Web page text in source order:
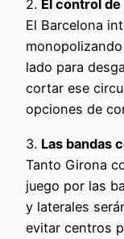
2. El control
El Barcelona
lado para
cortar ese
opciones de
3. Las bandas
Tanto Girona
juego por las
y laterales
evitar centros